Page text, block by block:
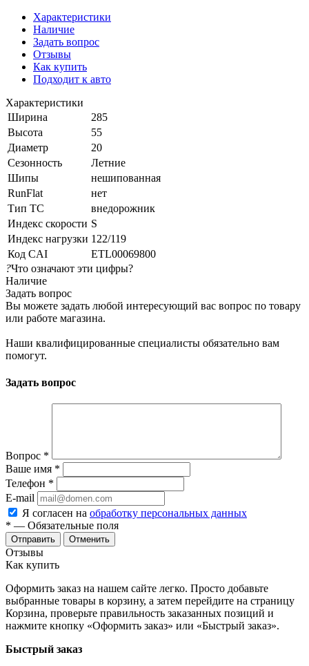
Характеристики
Наличие
Задать вопрос
Отзывы
Как купить
Подходит к авто
Характеристики
Ширина
285
Высота
55
Диаметр
20
Сезонность
Летние
Шипы
нешипованная
RunFlat
нет
Тип ТС
внедорожник
Индекс скорости S
Индекс нагрузки 122/119
Код CAI
ETL00069800
?Что означают эти цифры?
Наличие
Задать вопрос
Вы можете задать любой интересующий вас вопрос по товару
или работе магазина.
Наши квалифицированные специалисты обязательно вам
помогут.
Задать вопрос
Вопрос *
Ваше имя *
Телефон *
E-mail
Я согласен на обработку персональных данных
* — Обязательные поля
Отменить
Отзывы
Как купить
Оформить заказ на нашем сайте легко. Просто добавьте
выбранные товары в корзину, а затем перейдите на страницу
Корзина, проверьте правильность заказанных позиций и
нажмите кнопку «Оформить заказ» или «Быстрый заказ».
Быстрый заказ